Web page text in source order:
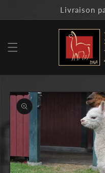
au
Livraison
Passer aux
informations
produits